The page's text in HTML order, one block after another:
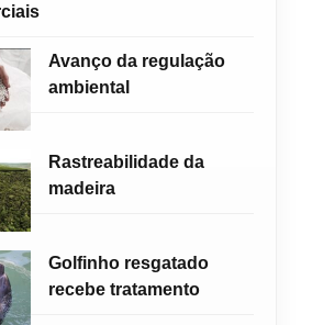
Avanço da regulação
ambiental
Rastreabilidade da
madeira
Golfinho resgatado
recebe tratamento